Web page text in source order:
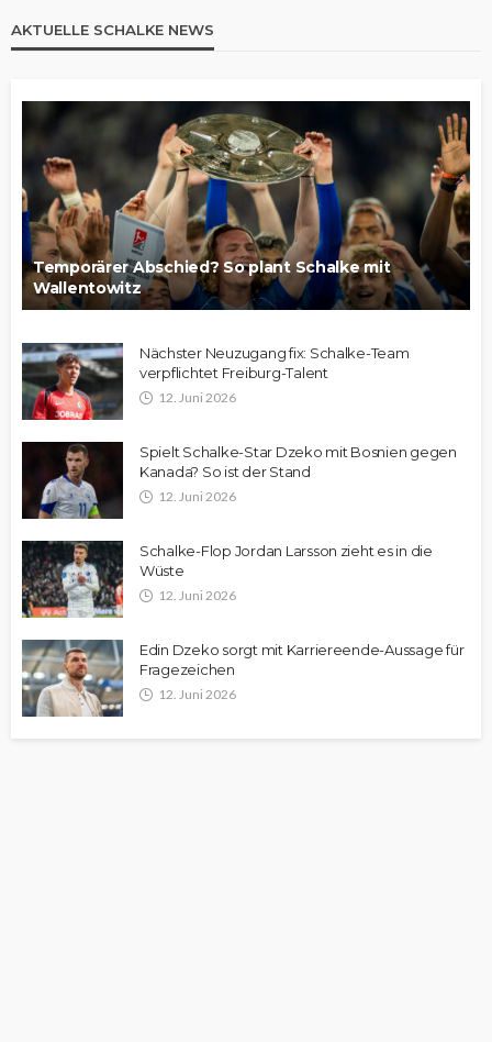
AKTUELLE SCHALKE NEWS
Temporärer Abschied? So plant Schalke mit
Wallentowitz
Nächster Neuzugang fix: Schalke-Team
verpflichtet Freiburg-Talent
12. Juni 2026
Spielt Schalke-Star Dzeko mit Bosnien gegen
Kanada? So ist der Stand
12. Juni 2026
Schalke-Flop Jordan Larsson zieht es in die
Wüste
12. Juni 2026
Edin Dzeko sorgt mit Karriereende-Aussage für
Fragezeichen
12. Juni 2026